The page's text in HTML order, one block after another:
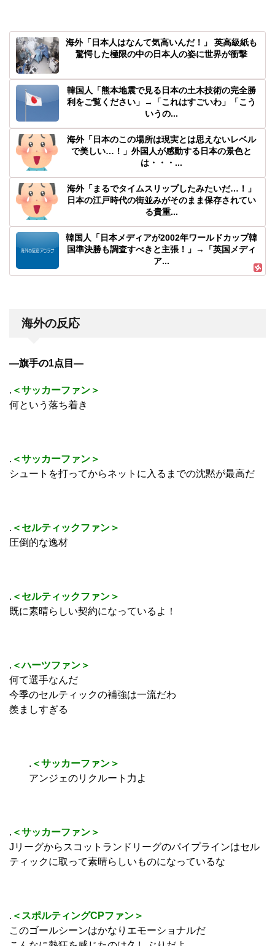
海外「日本人はなんて気高いんだ！」 英高級紙も
驚愕した極限の中の日本人の姿に世界が衝撃
韓国人「熊本地震で見る日本の土木技術の完全勝
利をご覧ください」→「これはすごいわ」「こう
いうの...
海外「日本のこの場所は現実とは思えないレベル
で美しい…！」外国人が感動する日本の景色と
は・・・...
海外「まるでタイムスリップしたみたいだ…！」
日本の江戸時代の街並みがそのまま保存されてい
る貴重...
韓国人「日本メディアが2002年ワールドカップ韓
国準決勝も調査すべきと主張！」→「英国メディ
ア...
海外の反応
―旗手の1点目―
. ＜サッカーファン＞
何という落ち着き
. ＜サッカーファン＞
シュートを打ってからネットに入るまでの沈黙が最高だ
. ＜セルティックファン＞
圧倒的な逸材
. ＜セルティックファン＞
既に素晴らしい契約になっているよ！
. ＜ハーツファン＞
何て選手なんだ
今季のセルティックの補強は一流だわ
羨ましすぎる
. ＜サッカーファン＞
アンジェのリクルート力よ
. ＜サッカーファン＞
Jリーグからスコットランドリーグのパイプラインはセル
ティックに取って素晴らしいものになっているな
. ＜スポルティングCPファン＞
このゴールシーンはかなりエモーショナルだ